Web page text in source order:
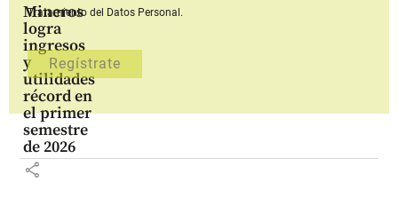
Mineros
logra
ingresos
y
utilidades
récord en
el primer
semestre
de 2026
share
Tratamiento del Datos Personal.